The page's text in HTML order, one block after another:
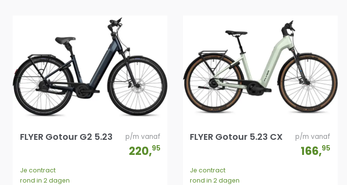
FLYER Gotour G2 5.23 p/m vanaf
220,95
Je contract
rond in 2 dagen
FLYER Gotour 5.23 CX p/m vanaf
166,95
Je contract
rond in 2 dagen